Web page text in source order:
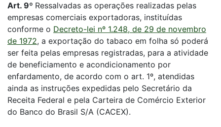
Art. 9º Ressalvadas as operações realizadas pelas
empresas comerciais exportadoras, instituídas
conforme o Decreto-lei nº 1.248, de 29 de novembro
de 1972, a exportação do tabaco em folha só poderá
ser feita pelas empresas registradas, para a atividade
de beneficiamento e acondicionamento por
enfardamento, de acordo com o art. 1º, atendidas
ainda as instruções expedidas pelo Secretário da
Receita Federal e pela Carteira de Comércio Exterior
do Banco do Brasil S/A (CACEX).